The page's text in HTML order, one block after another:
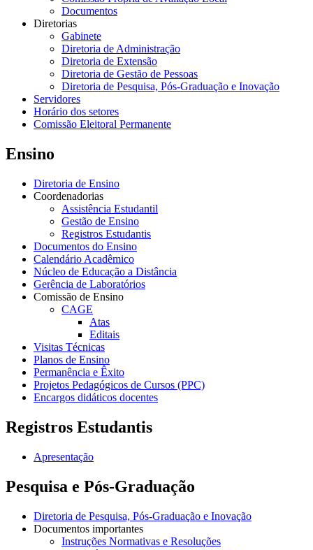
Documentos
Diretorias
Gabinete
Diretoria de Administração
Diretoria de Extensão
Diretoria de Gestão de Pessoas
Diretoria de Pesquisa, Pós-Graduação e Inovação
Servidores
Horário dos setores
Comissão Eleitoral Permanente
Ensino
Diretoria de Ensino
Coordenadorias
Assistência Estudantil
Gestão de Ensino
Registros Estudantis
Documentos do Ensino
Calendário Acadêmico
Núcleo de Educação a Distância
Gerência de Laboratórios
Comissão de Ensino
CAGE
Atas
Editais
Visitas Técnicas
Planos de Ensino
Permanência e Êxito
Projetos Pedagógicos de Cursos (PPC)
Encargos didáticos docentes
Registros Estudantis
Apresentação
Pesquisa e Pós-Graduação
Diretoria de Pesquisa, Pós-Graduação e Inovação
Documentos importantes
Instruções Normativas e Resoluções